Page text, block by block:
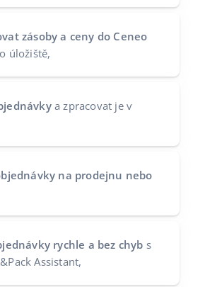
zásoby a ceny do Ceneo
úložiště,
a zpracovat je v
na prodejnu nebo
rychle a bez chyb s
Assistant,